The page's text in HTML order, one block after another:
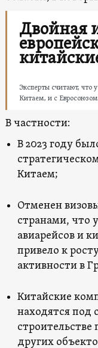
Двойная
Эксперты считают, что
Китаем, и с Евросоюзом
В частности:
В 2023 году
Китаем;
Отменен
странами, что
авиарейсов и
привело к
активности в
Китайские
находятся
строительстве
других